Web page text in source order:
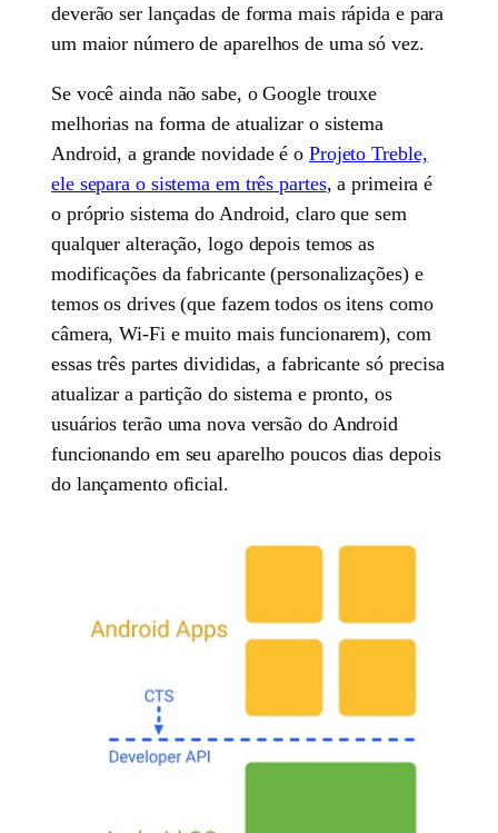
deverão ser lançadas de forma mais rápida e para
um maior número de aparelhos de uma só vez.
Se você ainda não sabe, o Google trouxe
melhorias na forma de atualizar o sistema
Android, a grande novidade é o Projeto Treble,
ele separa o sistema em três partes, a primeira é
o próprio sistema do Android, claro que sem
qualquer alteração, logo depois temos as
modificações da fabricante (personalizações) e
temos os drives (que fazem todos os itens como
câmera, Wi-Fi e muito mais funcionarem), com
essas três partes divididas, a fabricante só precisa
atualizar a partição do sistema e pronto, os
usuários terão uma nova versão do Android
funcionando em seu aparelho poucos dias depois
do lançamento oficial.